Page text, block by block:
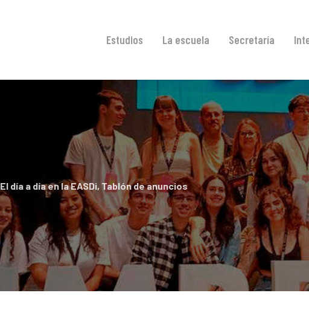
Estudios La escuela Secretaría
El día a día en la EASDi, Tablón de anuncios